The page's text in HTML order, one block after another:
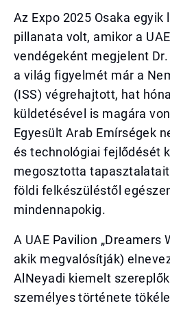
Az Expo 2025 Osaka
pillanata volt, amikor a
vendégeként megjelent
a világ figyelmét már a
(ISS) végrehajtott, hat
küldetésével is magára
Egyesült Arab Emírségek
és technológiai fejlődését
megosztotta
földi felkészüléstől
mindennapokig.
A UAE Pavilion „Dreamers
akik megvalósítják)
AlNeyadi kiemelt
személyes története